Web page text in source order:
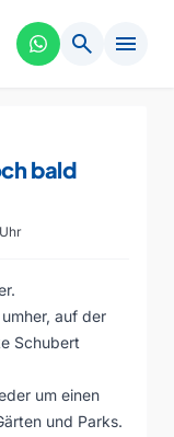
search menu
bald
auf der
Schubert
um einen
und Parks.